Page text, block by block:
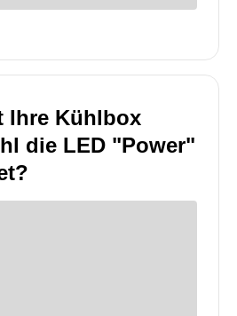
Ihre Kühlbox
die LED "Power"